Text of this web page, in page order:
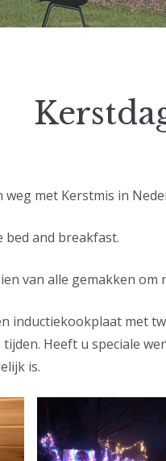
met Kerstmis in
bed and breakfast.
van alle gemakken
inductiekookplaat met
Heeft u speciale
is.